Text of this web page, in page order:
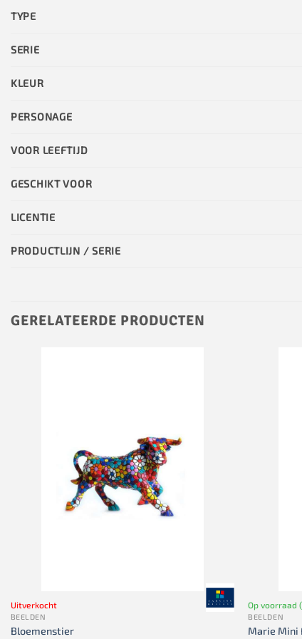
TYPE
SERIE
KLEUR
PERSONAGE
VOOR LEEFTIJD
GESCHIKT VOOR
LICENTIE
PRODUCTLIJN / SERIE
GERELATEERDE PRODUCTEN
Uitverkocht
BEELDEN
Bloemenstier
Op voorraad
BEELDEN
Marie Mini